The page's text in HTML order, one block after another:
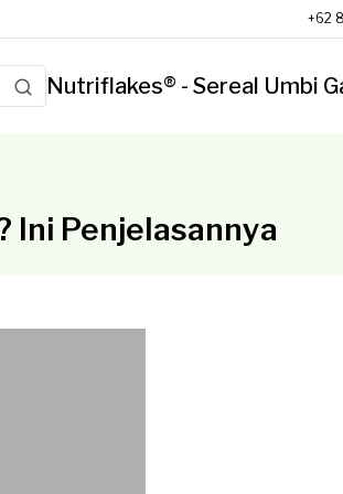
+62
Nutriflakes® - Sereal Umbi
Ini Penjelasannya